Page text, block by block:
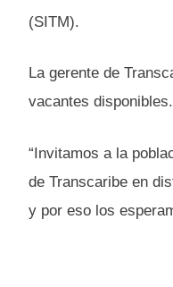
(SITM).
La gerente de
vacantes disponibles.
“Invitamos a la
de Transcaribe en
y por eso los